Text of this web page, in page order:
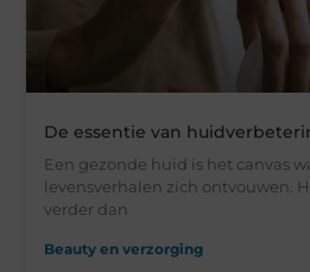
De essentie van
Een gezonde huid is het canvas
levensverhalen zich ontvouwen.
verder dan
Beauty en verzorging